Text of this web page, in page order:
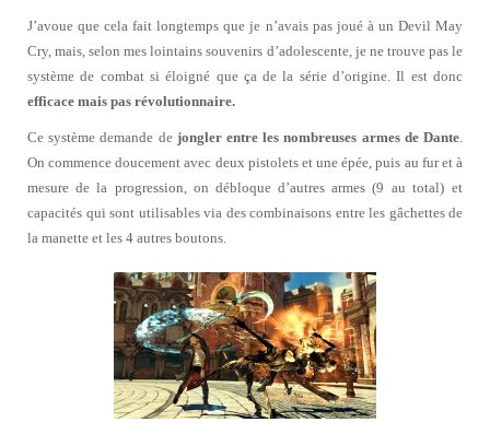
J’avoue que cela fait longtemps que je n’avais pas joué à un Devil May
Cry, mais, selon mes lointains souvenirs d’adolescente, je ne trouve pas le
système de combat si éloigné que ça de la série d’origine. Il est donc
efficace mais pas révolutionnaire.
Ce système demande de jongler entre les nombreuses armes de Dante.
On commence doucement avec deux pistolets et une épée, puis au fur et à
mesure de la progression, on débloque d’autres armes(9 au total) et
capacités qui sont utilisables via des combinaisons entre les gâchettes de
la manette et les 4 autres boutons.